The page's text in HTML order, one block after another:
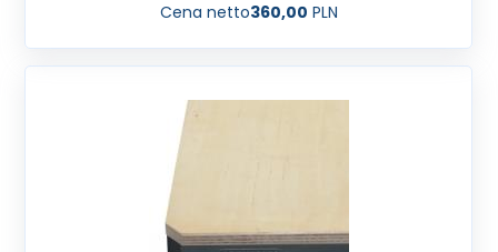
Cena netto360,00 PLN